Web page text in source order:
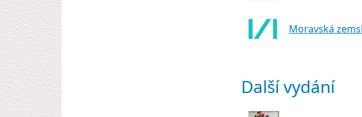
Moravská
Další vydání